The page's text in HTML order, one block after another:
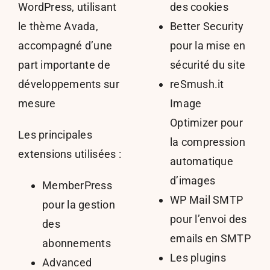
WordPress, utilisant
le thème Avada,
accompagné d’une
part importante de
développements sur
mesure
Les principales
extensions utilisées :
MemberPress
pour la gestion
des
abonnements
Advanced
des cookies
Better Security
pour la mise en
sécurité du site
reSmush.it
Image
Optimizer pour
la compression
automatique
d’images
WP Mail SMTP
pour l’envoi des
emails en SMTP
Les plugins